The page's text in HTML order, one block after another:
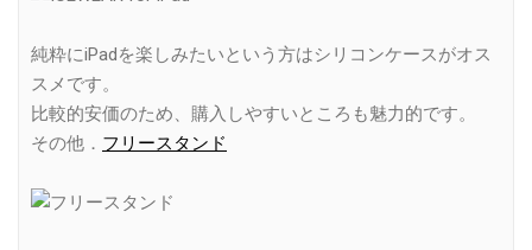
純粋にiPadを楽しみたいという方はシリコンケースがオス
スメです。
比較的安価のため、購入しやすいところも魅力的です。
その他． フリースタンド